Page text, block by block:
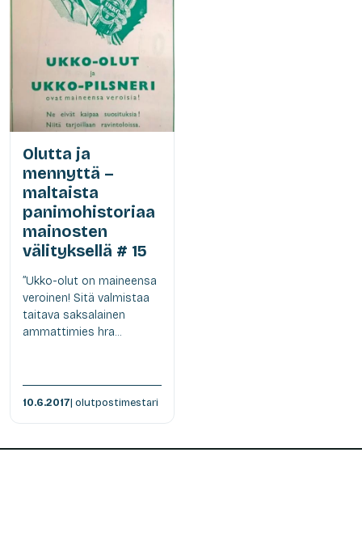
Olutta ja
mennyttä –
maltaista
panimohistoriaa
mainosten
välityksellä # 15
”Ukko-olut on maineensa
veroinen! Sitä valmistaa
taitava saksalainen
ammattimies hra...
10.6.2017| olutpostimestari